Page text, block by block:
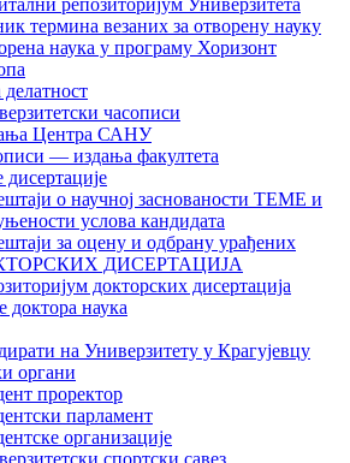
репозиторијум Универзитета
термина везаних за отворену науку
наука у програму Хоризонт
часописи
Центра САНУ
— издања факултета
дисертације
о научној заснованости ТЕМЕ и
услова кандидата
за оцену и одбрану урађених
ДИСЕРТАЦИЈА
докторских дисертација
доктора наука
на Универзитету у Крагујевцу
органи
проректор
парламент
организације
спортски савез